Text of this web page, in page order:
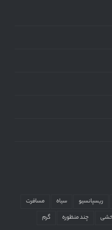
ریسپانسیو سیاه
مسافرت
چند منظوره گرم